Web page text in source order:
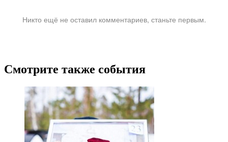
Никто ещё не оставил комментариев, станьте первым.
Смотрите также события